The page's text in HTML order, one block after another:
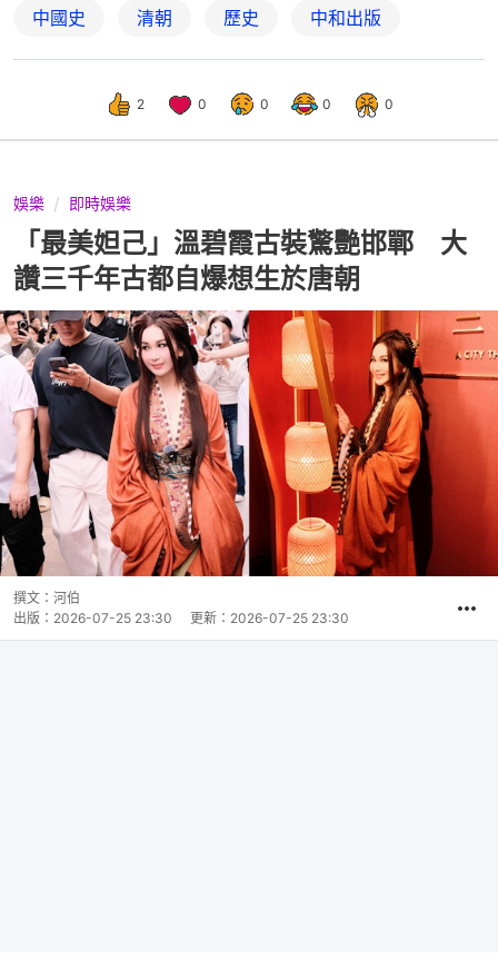
中國史 清朝 歷史 中和出版
2 0 0 0 0
娛樂 即時娛樂
「最美妲己」溫碧霞古裝驚艷邯鄲 大
讚三千年古都自爆想生於唐朝
撰文： 河伯
出版： 2026-07-25 23:30 更新： 2026-07-25 23:30